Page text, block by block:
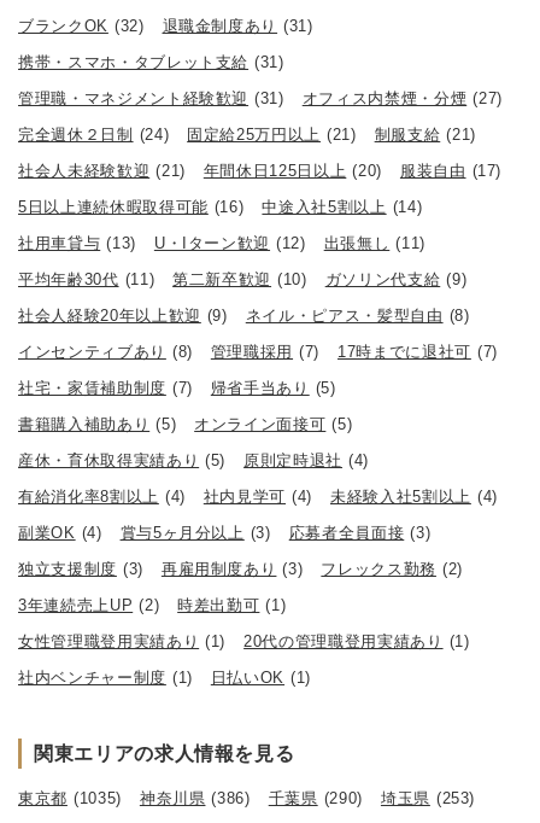
ブランクOK (32) 退職金制度あり
(31)
携帯・スマホ・タブレット支給 (31)
管理職・マネジメント経験歓迎 (31) オフィス内禁煙・分煙 (27)
完全週休２日制 (24) 固定給25万円以上 (21) 制服支給 (21)
社会人未経験歓迎 (21) 年間休日125日以上 (20) 服装自由 (17)
5日以上連続休暇取得可能 (16) 中途入社5割以上 (14)
社用車貸与 (13) U・Iターン歓迎 (12) 出張無し (11)
平均年齢30代 (11) 第二新卒歓迎 (10) ガソリン代支給 (9)
社会人経験20年以上歓迎 (9) ネイル・ピアス・髪型自由 (8)
インセンティブあり (8) 管理職採用 (7) 17時までに退社可 (7)
社宅・家賃補助制度 (7) 帰省手当あり (5)
書籍購入補助あり (5) オンライン面接可 (5)
産休・育休取得実績あり (5) 原則定時退社 (4)
有給消化率8割以上 (4) 社内見学可 (4) 未経験入社5割以上 (4)
副業OK (4) 賞与5ヶ月分以上 (3) 応募者全員面接 (3)
独立支援制度 (3) 再雇用制度あり (3) フレックス勤務 (2)
3年連続売上UP (2) 時差出勤可 (1)
女性管理職登用実績あり (1) 20代の管理職登用実績あり (1)
社内ベンチャー制度 (1) 日払いOK (1)
関東エリアの求人情報を見る
東京都 (1035) 神奈川県 (386) 千葉県 (290) 埼玉県 (253)